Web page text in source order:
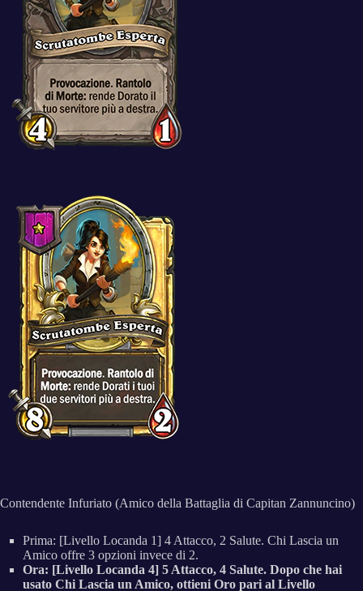
Contendente Infuriato (Amico della Battaglia di Capitan Zannuncino)
Prima: [Livello Locanda 1] 4 Attacco, 2 Salute. Chi Lascia un
Amico offre 3 opzioni invece di 2.
Ora: [Livello Locanda 4] 5 Attacco, 4 Salute. Dopo che hai
usato Chi Lascia un Amico, ottieni Oro pari al Livello